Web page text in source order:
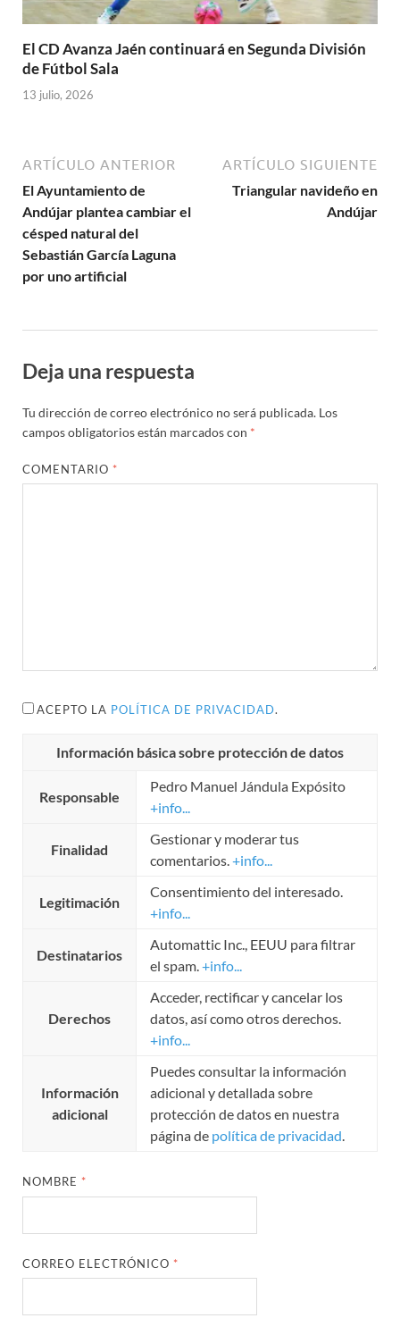
El CD Avanza Jaén continuará en Segunda División
de Fútbol Sala
13 julio, 2026
ARTÍCULO ANTERIOR
El Ayuntamiento de
Andújar plantea cambiar el
césped natural del
Sebastián García Laguna
por uno artificial
ARTÍCULO SIGUIENTE
Triangular navideño en
Andújar
Deja una respuesta
Tu dirección de correo electrónico no será publicada. Los
campos obligatorios están marcados con *
COMENTARIO *
ACEPTO LA POLÍTICA DE PRIVACIDAD.
Información básica sobre protección de datos
Responsable
Pedro Manuel Jándula Expósito
+info...
Finalidad
Gestionar y moderar tus
comentarios.+info...
Legitimación
Consentimiento del interesado.
+info...
Destinatarios
Automattic Inc., EEUU para filtrar
el spam.+info...
Derechos
Acceder, rectificar y cancelar los
datos, así como otros derechos.
+info...
Información
adicional
Puedes consultar la información
adicional y detallada sobre
protección de datos en nuestra
página de política de privacidad.
NOMBRE *
CORREO ELECTRÓNICO *